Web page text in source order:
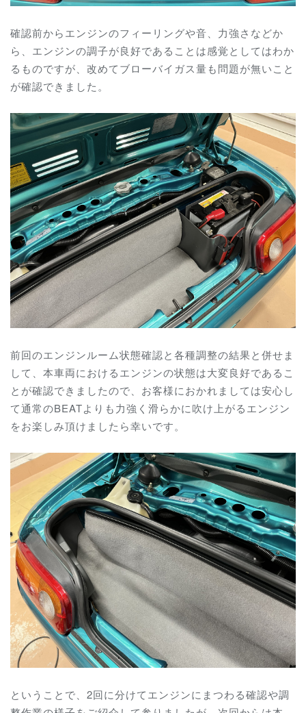
確認前からエンジンのフィーリングや音、力強さなどか
ら、エンジンの調子が良好であることは感覚としてはわか
るものですが、改めてブローバイガス量も問題が無いこと
が確認できました。
前回のエンジンルーム状態確認と各種調整の結果と併せま
して、本車両におけるエンジンの状態は大変良好であるこ
とが確認できましたので、お客様におかれましては安心し
て通常のBEATよりも力強く滑らかに吹け上がるエンジン
をお楽しみ頂けましたら幸いです。
ということで、2回に分けてエンジンにまつわる確認や調